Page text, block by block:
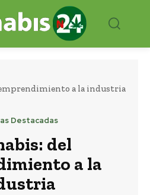
a la industria
Destacadas
del
a la